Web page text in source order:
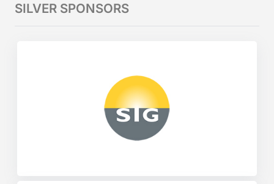
SILVER SPONSORS